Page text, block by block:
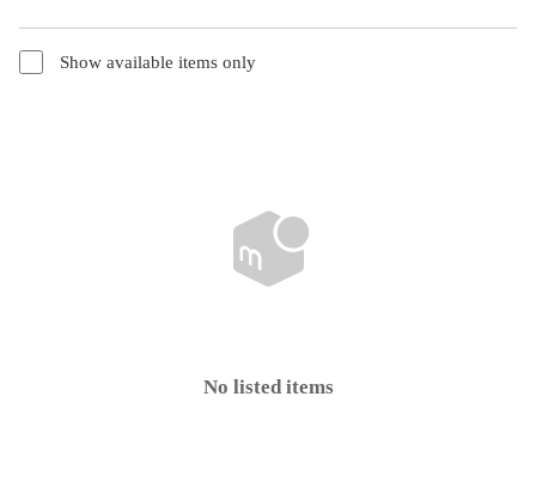
Show available items only
No listed items